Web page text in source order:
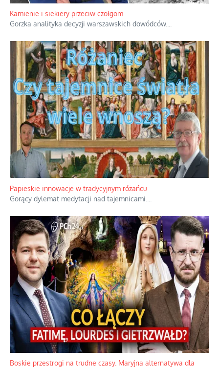
Kamienie i siekiery przeciw czołgom
Gorzka analityka decyzji warszawskich dowódców.
Papieskie innowacje w tradycyjnym różańcu
Gorący dylemat medytacji nad tajemnicami.
Boskie przestrogi na trudne czasy. Maryjna alternatywa dla